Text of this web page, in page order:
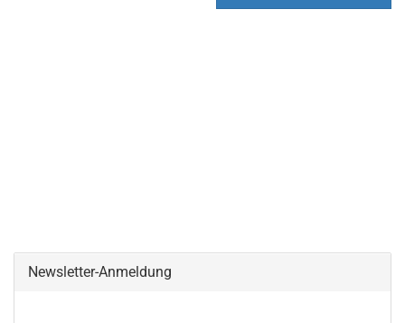
Newsletter-Anmeldung